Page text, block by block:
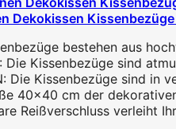
Dekokissen
bestehen aus
Kissenbezüge sind
Die Kissenbezüge sind in
40x40 cm der
Reißverschluss verleiht